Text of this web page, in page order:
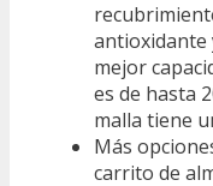
antioxidante
mejor
es de hasta
malla tiene
Más
carrito de